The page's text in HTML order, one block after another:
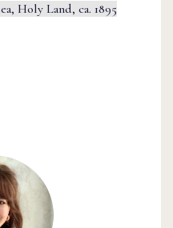
Holy Land, ca. 1895